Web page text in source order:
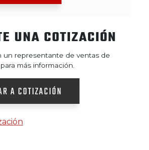
UNA COTIZACIÓN
un representante de ventas de
más información.
A COTIZACIÓN